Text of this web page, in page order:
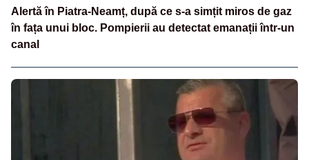
Alertă în Piatra-Neamț, după ce s-a simțit miros de gaz
în fața unui bloc. Pompierii au detectat emanații într-un
canal